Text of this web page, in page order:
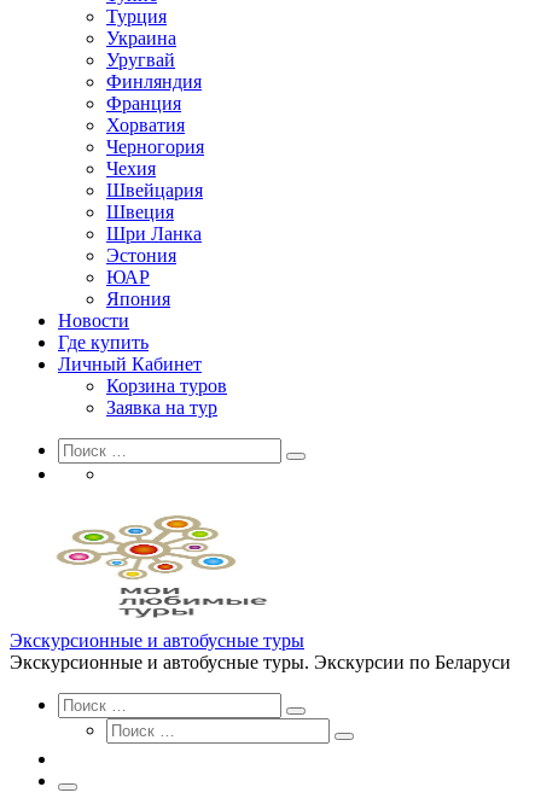
Турция
Украина
Уругвай
Финляндия
Франция
Хорватия
Черногория
Чехия
Швейцария
Швеция
Шри Ланка
Эстония
ЮАР
Япония
Новости
Где купить
Личный Кабинет
Корзина туров
Заявка на тур
Search
Поиск
Поиск
Экскурсионные и автобусные туры
Экскурсионные и автобусные туры. Экскурсии по Беларуси
Search
Поиск
Поиск
Поиск
Поиск
Меню